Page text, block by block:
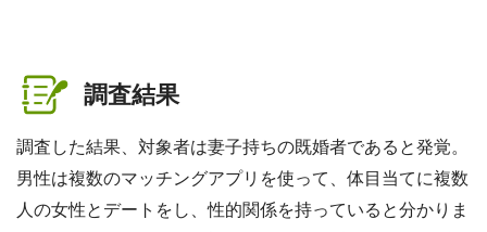
調査結果
調査した結果、対象者は妻子持ちの既婚者であると発覚。
男性は複数のマッチングアプリを使って、体目当てに複数
人の女性とデートをし、性的関係を持っていると分かりま